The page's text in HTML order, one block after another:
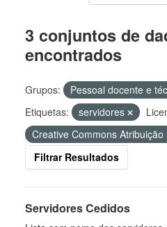
3 conjuntos de
encontrados
Grupos:
Pessoal docente e
Etiquetas:
servidores
Creative Commons Atribuição
Filtrar Resultados
Servidores Cedidos